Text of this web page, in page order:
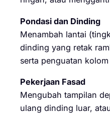
Pondasi dan Dinding
Menambah lantai
dinding yang retak
serta penguatan
Pekerjaan Fasad
Mengubah tampilan
ulang dinding luar,